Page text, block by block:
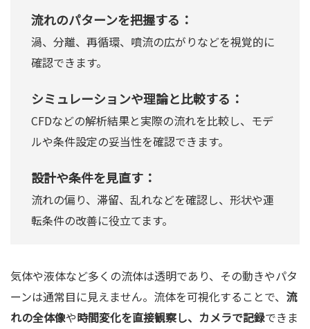
流れのパターンを把握する：
渦、分離、再循環、噴流の広がりなどを視覚的に
確認できます。
シミュレーションや理論と比較する：
CFDなどの解析結果と実際の流れを比較し、モデ
ルや条件設定の妥当性を確認できます。
設計や条件を見直す：
流れの偏り、滞留、乱れなどを確認し、形状や運
転条件の改善に役立てます。
気体や液体など多くの流体は透明であり、その動きやパタ
ーンは通常目に見えません。流体を可視化することで、 流
れの全体像や時間変化を直接観察し、カメラで記録できま